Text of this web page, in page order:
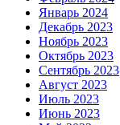
Январь 2024
Декабрь 2023
Ноябрь 2023
Октябрь 2023
Сентябрь 2023
Август 2023
Июль 2023
Июнь 2023